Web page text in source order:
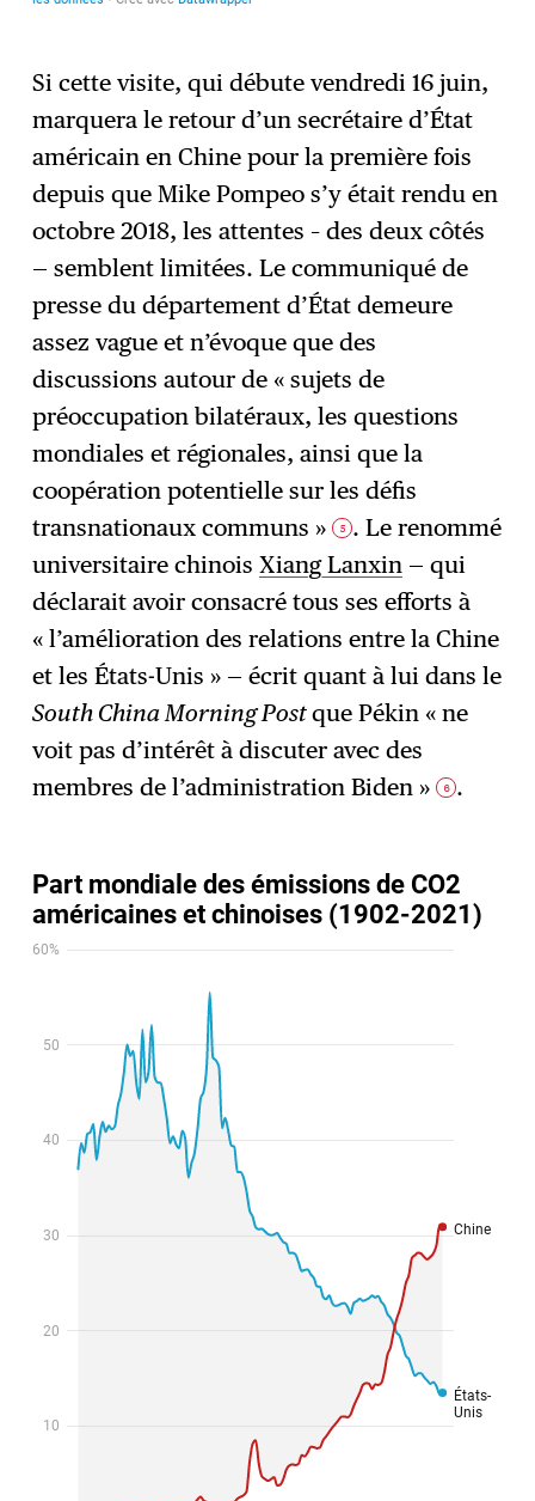
Si cette visite, qui débute vendredi 16 juin,
marquera le retour d’un secrétaire d’État
américain en Chine pour la première fois
depuis que Mike Pompeo s’y était rendu en
octobre 2018, les attentes – des deux côtés
— semblent limitées. Le communiqué de
presse du département d’État demeure
assez vague et n’évoque que des
discussions autour de « sujets de
préoccupation bilatéraux, les questions
mondiales et régionales, ainsi que la
coopération potentielle sur les défis
transnationaux communs » 5 . Le renommé
universitaire chinoisXiang Lanxin — qui
déclarait avoir consacré tous ses efforts à
« l’amélioration des relations entre la Chine
et les États-Unis » — écrit quant à lui dans le
South China Morning Postque Pékin « ne
voit pas d’intérêt à discuter avec des
membres de l’administration Biden » 6 .